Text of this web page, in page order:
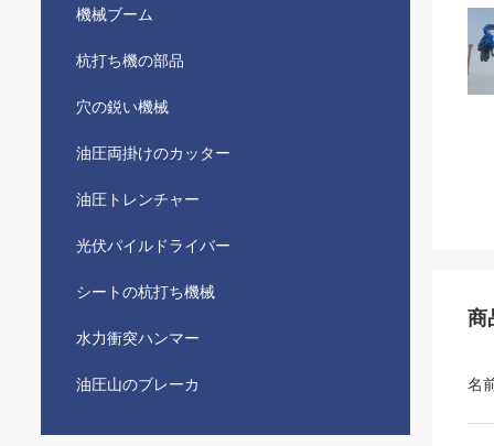
機械ブーム
杭打ち機の部品
穴の鋭い機械
油圧両掛けのカッター
油圧トレンチャー
光伏パイルドライバー
シートの杭打ち機械
水力衝突ハンマー
油圧山のブレーカ
商
名